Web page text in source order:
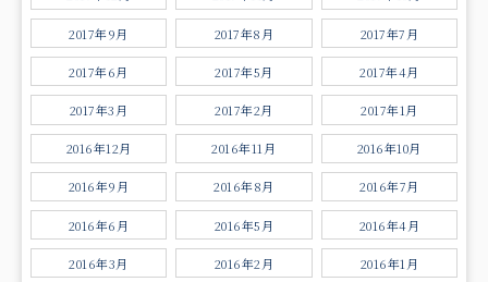
2017年9月 2017年8月 2017年7月
2017年6月 2017年5月 2017年4月
2017年3月 2017年2月 2017年1月
2016年12月 2016年11月 2016年10月
2016年9月 2016年8月 2016年7月
2016年6月 2016年5月 2016年4月
2016年3月 2016年2月 2016年1月